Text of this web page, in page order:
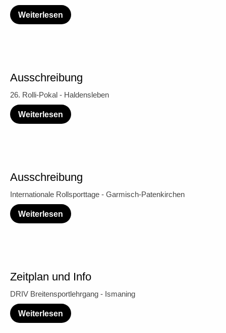
Weiterlesen
Ausschreibung
26. Rolli-Pokal - Haldensleben
Weiterlesen
Ausschreibung
Internationale Rollsporttage - Garmisch-Patenkirchen
Weiterlesen
Zeitplan und Info
DRIV Breitensportlehrgang - Ismaning
Weiterlesen